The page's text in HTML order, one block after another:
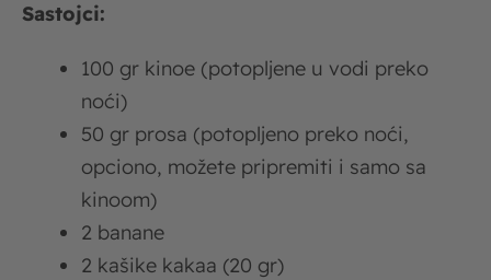
Sastojci:
100 gr kinoe (potopljene u vodi preko
noći)
50 gr prosa (potopljeno preko noći,
opciono, možete pripremiti i samo sa
kinoom)
2 banane
2 kašike kakaa (20 gr)